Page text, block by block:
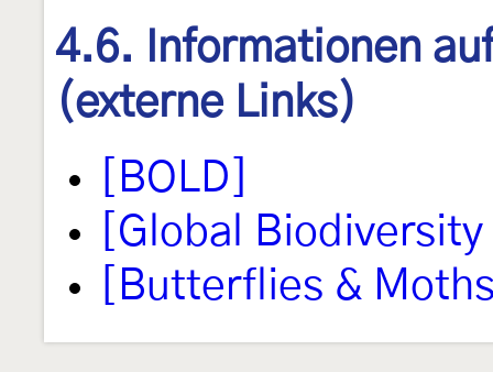
4.6. Informationen
(externe Links)
[BOLD]
[Global
[Butterflies &